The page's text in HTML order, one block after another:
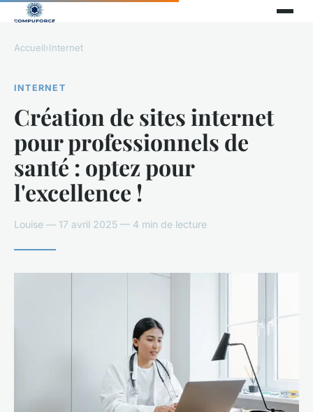
Accueil›Internet
INTERNET
Création de sites internet
pour professionnels de
santé : optez pour
l'excellence !
Louise — 17 avril 2025 — 4 min de lecture